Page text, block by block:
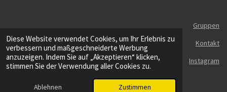
Diese Website verwendet Cookies, um Ihr Erlebnis zu
verbessern und maßgeschneiderte Werbung
anzuzeigen. Indem Sie auf „Akzeptieren“ klicken,
stimmen Sie der Verwendung aller Cookies zu.
Ablehnen Zustimmen
Gruppen
Kontakt
Instagram
© 2025 Förderverein LGH e.V